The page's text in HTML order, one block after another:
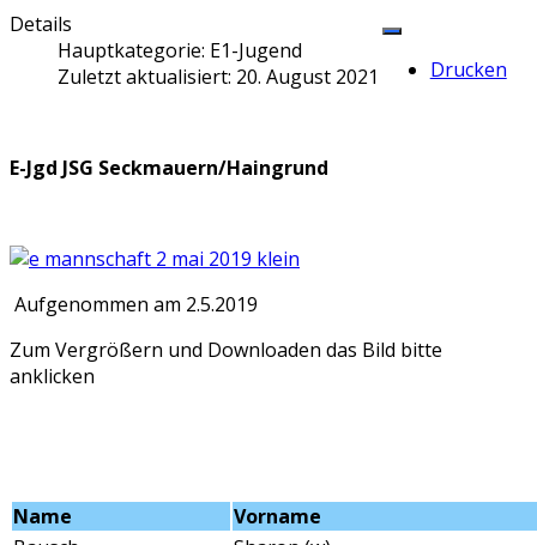
Drucken
Details
Hauptkategorie: E1-Jugend
Zuletzt aktualisiert: 20. August 2021
E-Jgd JSG Seckmauern/Haingrund
Aufgenommen am 2.5.2019
Zum Vergrößern und Downloaden das Bild bitte
anklicken
Name
Vorname